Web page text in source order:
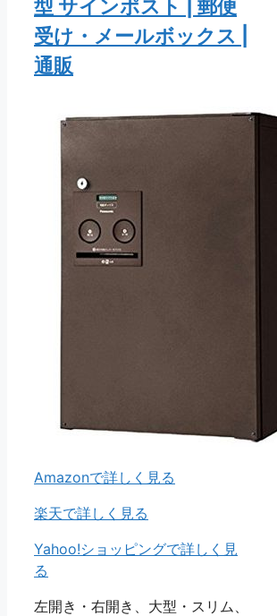
型 サインポスト | 郵便
受け・メールボックス |
通販
Amazonで詳しく見る
楽天で詳しく見る
Yahoo!ショッピングで詳しく見
る
左開き・右開き、大型・スリム、